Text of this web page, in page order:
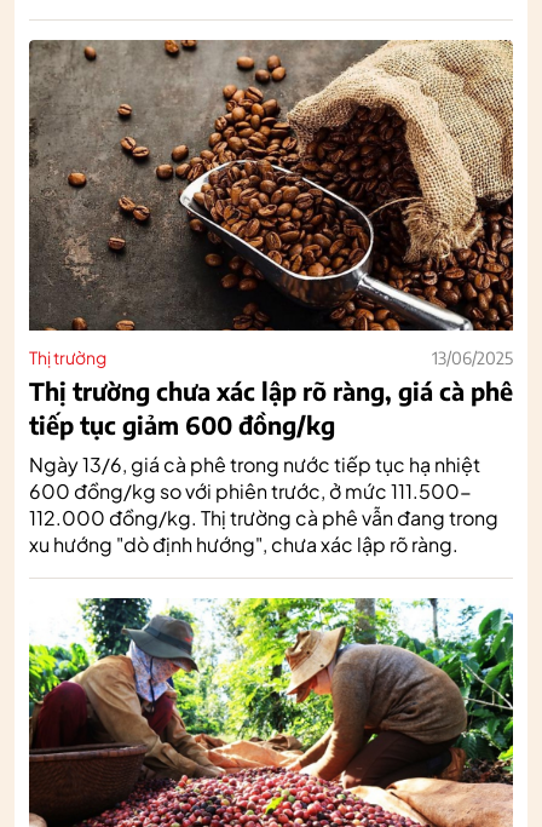
Thị trường 13/06/2025
Thị trường chưa xác lập rõ ràng, giá cà phê
tiếp tục giảm 600 đồng/kg
Ngày 13/6, giá cà phê trong nước tiếp tục hạ nhiệt
600 đồng/kg so với phiên trước, ở mức 111.500-
112.000 đồng/kg. Thị trường cà phê vẫn đang trong
xu hướng "dò định hướng", chưa xác lập rõ ràng.